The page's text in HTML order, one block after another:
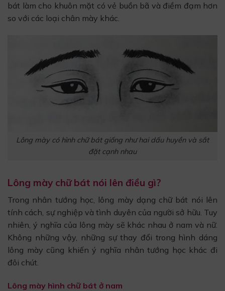
bát làm cho khuôn mặt có vẻ buồn bã và điềm đạm hơn
so với các loại chân mày khác.
Lông mày có hình chữ bát giống như hai dấu huyền và sắt
đặt cạnh nhau
Lông mày chữ bát nói lên điều gì?
Trong nhân tướng học, lông mày dạng chữ bát nói lên
tính cách, sự nghiệp và tình duyên của người sở hữu. Tuy
nhiên, ý nghĩa của lông mày sẽ khác nhau ở nam và nữ.
Không những vậy, những sự thay đổi trong hình dáng
lông mày cũng khiến ý nghĩa nhân tướng học khác đi
đôi chút.
Lông mày hình chữ bát ở nam